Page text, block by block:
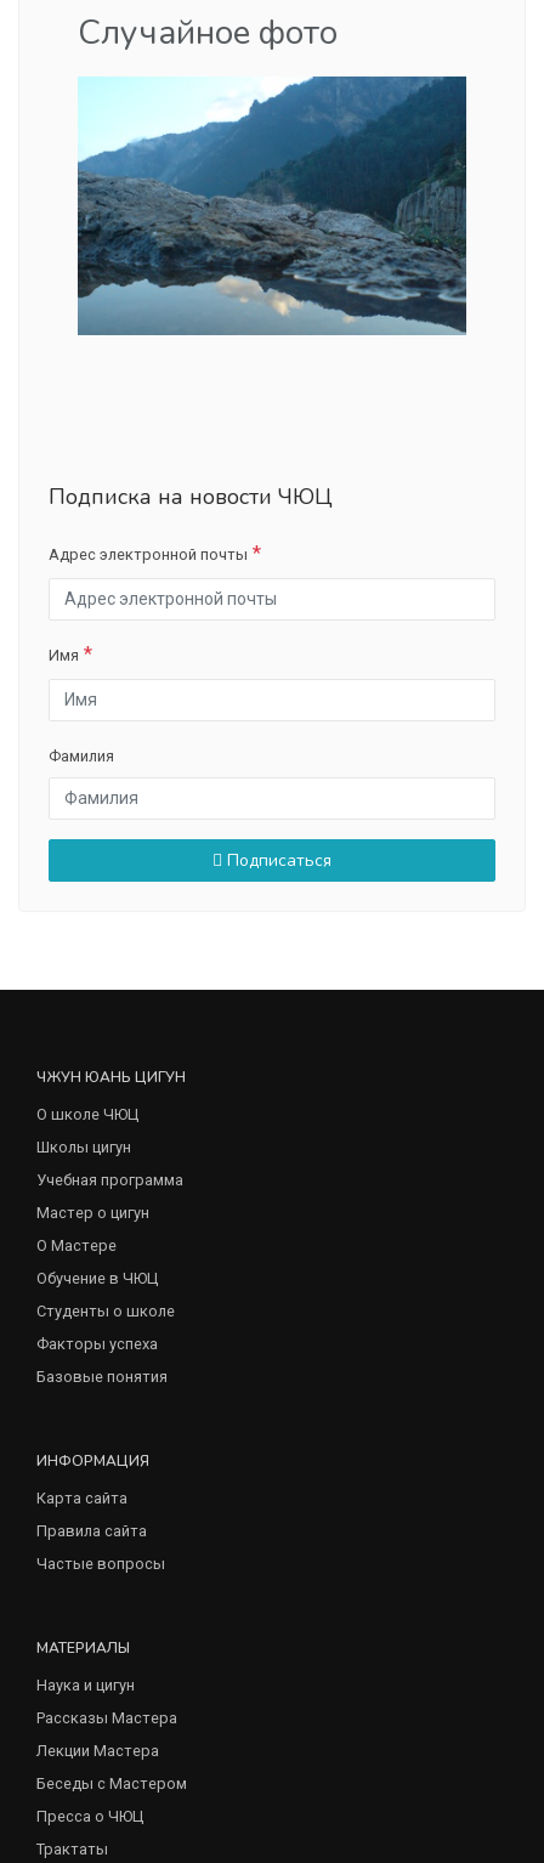
Случайное фото
Подписка на новости ЧЮЦ
Адрес электронной почты
Имя
Фамилия
Подписаться
ЧЖУН ЮАНЬ ЦИГУН
О школе ЧЮЦ
Школы цигун
Учебная программа
Мастер о цигун
О Мастере
Обучение в ЧЮЦ
Студенты о школе
Факторы успеха
Базовые понятия
ИНФОРМАЦИЯ
Карта сайта
Правила сайта
Частые вопросы
МАТЕРИАЛЫ
Наука и цигун
Рассказы Мастера
Лекции Мастера
Беседы с Мастером
Пресса о ЧЮЦ
Трактаты